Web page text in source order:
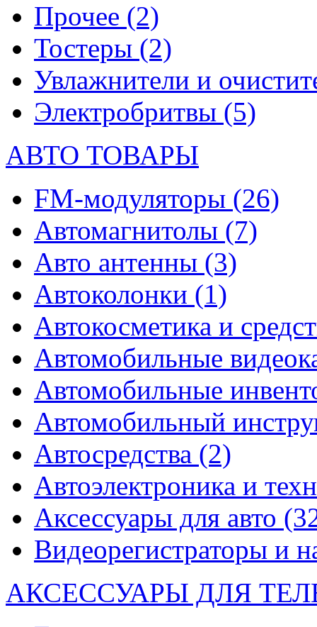
Прочее (2)
Тостеры (2)
Увлажнители и
Электробритвы (5)
АВТО ТОВАРЫ
FM-модуляторы (26)
Автомагнитолы (7)
Авто антенны (3)
Автоколонки (1)
Автокосметика и
Автомобильные
Автомобильные
Автомобильный
Автосредства (2)
Автоэлектроника и
Аксессуары для авто
Видеорегистраторы и
АКСЕССУАРЫ ДЛЯ